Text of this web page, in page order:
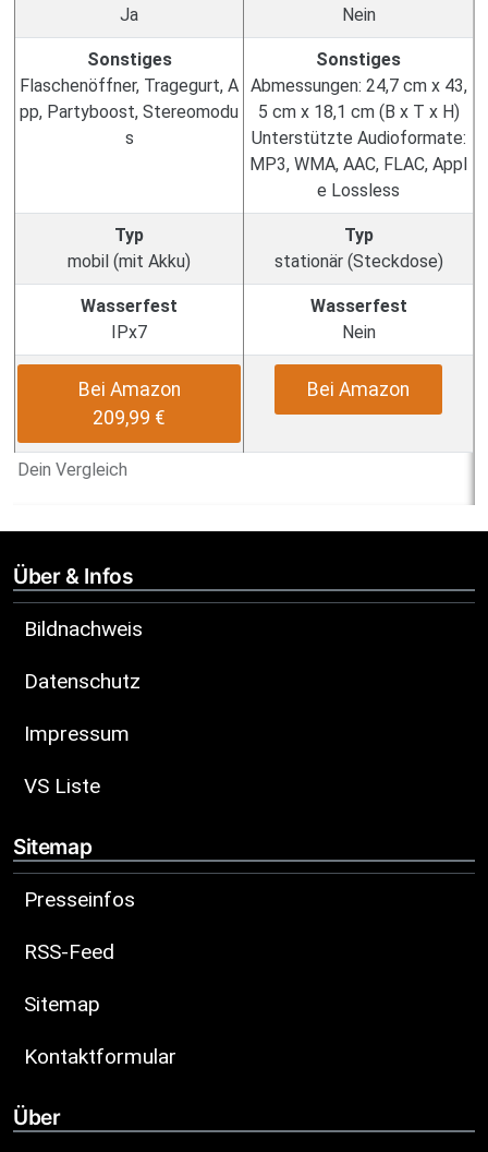
Dein Vergleich
Ja
Nein
Sonstiges
Flaschenöffner, Tragegurt, A
pp, Partyboost, Stereomodu
s
Sonstiges
Abmessungen: 24,7 cm x 43,
5 cm x 18,1 cm (B x T x H)
Unterstützte Audioformate:
MP3, WMA, AAC, FLAC, Appl
e Lossless
Typ
mobil (mit Akku)
Typ
stationär (Steckdose)
Wasserfest
IPx7
Wasserfest
Nein
Bei Amazon
209,99 €
Bei Amazon
Über & Infos
Bildnachweis
Datenschutz
Impressum
VS Liste
Sitemap
Presseinfos
RSS-Feed
Sitemap
Kontaktformular
Über